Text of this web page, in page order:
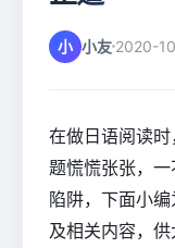
小 小友 2020-
在做日语阅读
题慌慌张张，
陷阱，下面小
及相关内容，供